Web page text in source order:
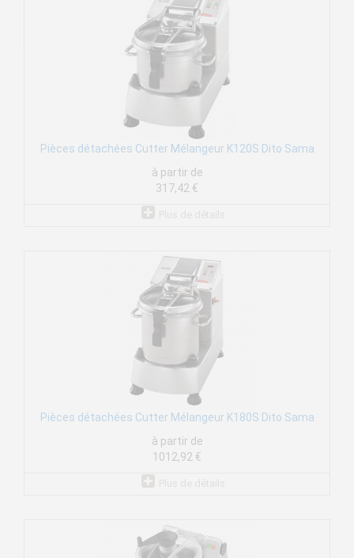
Pièces détachées Cutter Mélangeur K120S Dito Sama
à partir de
317,42 €
Pièces détachées Cutter Mélangeur K180S Dito Sama
à partir de
1012,92 €